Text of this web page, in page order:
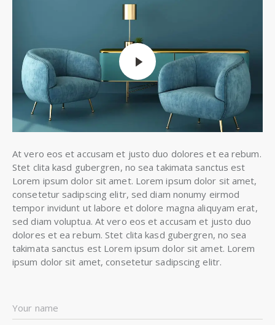
At vero eos et accusam et justo duo dolores et ea rebum.
Stet clita kasd gubergren, no sea takimata sanctus est
Lorem ipsum dolor sit amet. Lorem ipsum dolor sit amet,
consetetur sadipscing elitr, sed diam nonumy eirmod
tempor invidunt ut labore et dolore magna aliquyam erat,
sed diam voluptua. At vero eos et accusam et justo duo
dolores et ea rebum. Stet clita kasd gubergren, no sea
takimata sanctus est Lorem ipsum dolor sit amet. Lorem
ipsum dolor sit amet, consetetur sadipscing elitr.